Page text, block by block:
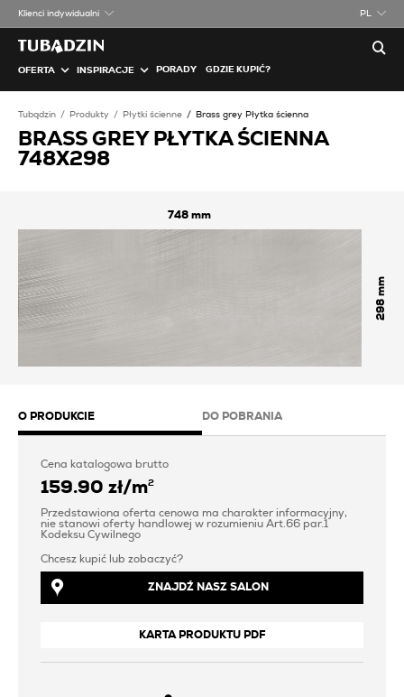
Klienci indywidualni PL
OFERTA INSPIRACJE PORADY GDZIE KUPIĆ?
Tubądzin Produkty Płytki ścienne Brass grey Płytka ścienna
BRASS GREY PŁYTKA ŚCIENNA
748X298
748
298
O PRODUKCIE DO POBRANIA
Cena katalogowa brutto
159.90 zł/m2
Przedstawiona oferta cenowa ma charakter informacyjny,
nie stanowi oferty handlowej w rozumieniu Art.66 par.1
Kodeksu Cywilnego
Chcesz kupić lub zobaczyć?
ZNAJDŹ NASZ SALON
KARTA PRODUKTU PDF